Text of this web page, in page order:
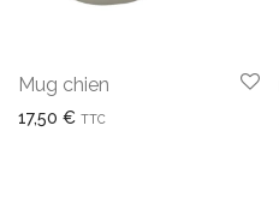
Mug chien
17,50 € TTC